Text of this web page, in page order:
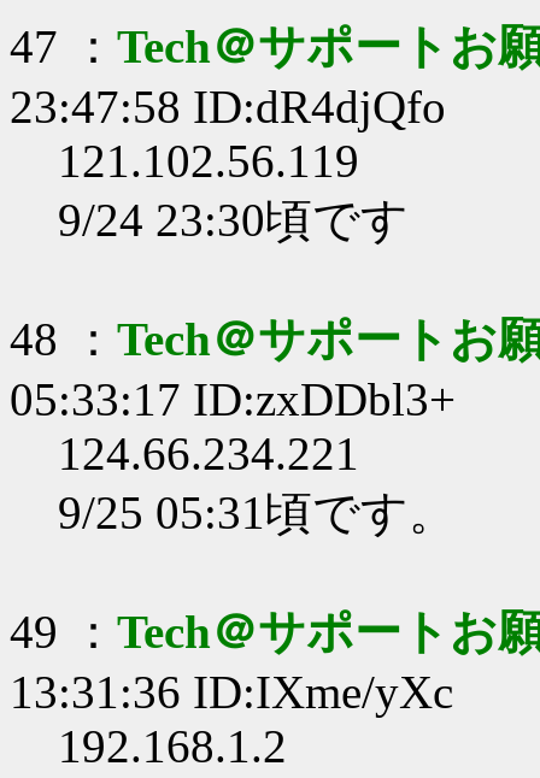
47 ： Tech＠サポートお
23:47:58 ID:dR4djQfo
121.102.56.119
9/24 23:30頃です
48 ： Tech＠サポートお
05:33:17 ID:zxDDbl3+
124.66.234.221
9/25 05:31頃です。
49 ： Tech＠サポートお
13:31:36 ID:IXme/yXc
192.168.1.2